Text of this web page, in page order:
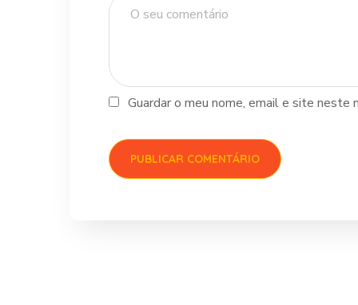
Guardar o meu nome, email e site neste